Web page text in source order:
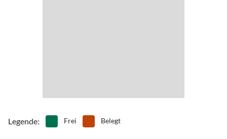
Legende: Frei Belegt